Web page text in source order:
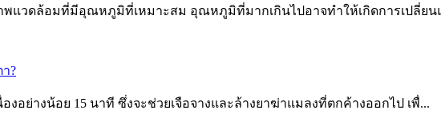
พแวดล้อมที่มีอุณหภูมิที่เหมาะสม อุณหภูมิที่มากเกินไปอาจทำให้เกิดการเปลี่ยน
?
อย่างน้อย 15 นาที ซึ่งจะช่วยเจือจางและล้างยาฆ่าแมลงที่ตกค้างออกไป เพื่...